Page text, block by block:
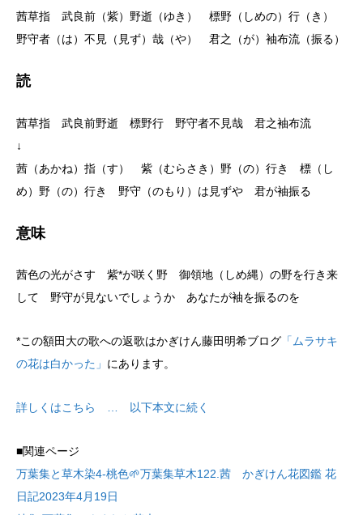
茜草指 武良前（紫）野逝（ゆき） 標野（しめの）行（き）
野守者（は）不見（見ず）哉（や） 君之（が）袖布流（振る）
読
茜草指 武良前野逝 標野行 野守者不見哉 君之袖布流
↓
茜（あかね）指（す） 紫（むらさき）野（の）行き 標（し
め）野（の）行き 野守（のもり）は見ずや 君が袖振る
意味
茜色の光がさす 紫*が咲く野 御領地（しめ縄）の野を行き来
して 野守が見ないでしょうか あなたが袖を振るのを
*この額田大の歌への返歌はかぎけん藤田明希ブログ 「ムラサキ
の花は白かった」 にあります。
詳しくはこちら … 以下本文に続く
■関連ページ
万葉集と草木染4-桃色🌱万葉集草木122.茜 かぎけん花図鑑 花
日記2023年4月19日